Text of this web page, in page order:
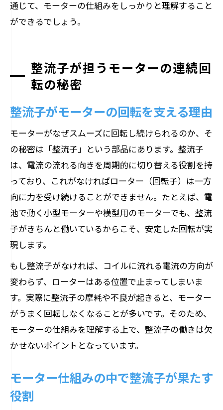
通じて、モーターの仕組みをしっかりと理解すること
ができるでしょう。
整流子が担うモーターの連続回
転の秘密
整流子がモーターの回転を支える理由
モーターがなぜスムーズに回転し続けられるのか、そ
の秘密は「整流子」という部品にあります。整流子
は、電流の流れる向きを周期的に切り替える役割を持
っており、これがなければローター（回転子）は一方
向に力を受け続けることができません。たとえば、電
池で動く小型モーターや模型用のモーターでも、整流
子がきちんと働いているからこそ、安定した回転が実
現します。
もし整流子がなければ、コイルに流れる電流の方向が
変わらず、ローターはある位置で止まってしまいま
す。実際に整流子の摩耗や不良が起きると、モーター
がうまく回転しなくなることが多いです。そのため、
モーターの仕組みを理解する上で、整流子の働きは欠
かせないポイントとなっています。
モーター仕組みの中で整流子が果たす
役割